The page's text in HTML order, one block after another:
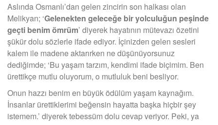
Aslında Osmanlı’dan gelen zincirin son halkası olan
Melikyan; ‘Gelenekten geleceğe bir yolculuğun peşinde
geçti benim ömrüm’ diyerek hayatının mütevazı özetini
şükür dolu sözlerle ifade ediyor. İçinizden gelen sesleri
kalem ile madene aktarırken ne düşünüyorsunuz
dediğimde; ‘Bu yaşam tarzım, kendimi ifade biçimim. Ben
ürettikçe mutlu oluyorum, o mutluluk beni besliyor.
Onun hazzı benim en büyük ödülüm yaşam kaynağım.
İnsanlar ürettiklerimi beğensin hayatta başka hiçbir şey
istemem.’ diyerek tebessüm dolu cevap veriyor. Peki, ya